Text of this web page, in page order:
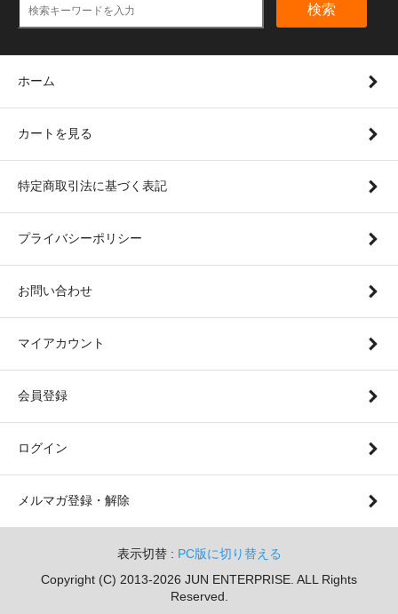
検索
ホーム
カートを見る
特定商取引法に基づく表記
プライバシーポリシー
お問い合わせ
マイアカウント
会員登録
ログイン
メルマガ登録・解除
表示切替 : PC版に切り替える
Copyright (C) 2013-2026 JUN ENTERPRISE. ALL Rights
Reserved.